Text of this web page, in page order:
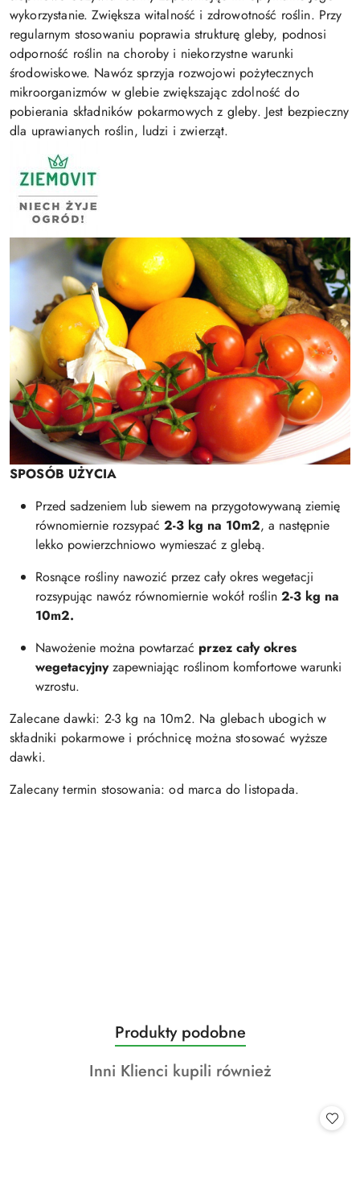
wykorzystanie. Zwiększa witalność i zdrowotność roślin. Przy
regularnym stosowaniu poprawia strukturę gleby, podnosi
odporność roślin na choroby i niekorzystne warunki
środowiskowe. Nawóz sprzyja rozwojowi pożytecznych
mikroorganizmów w glebie zwiększając zdolność do
pobierania składników pokarmowych z gleby. Jest bezpieczny
dla uprawianych roślin, ludzi i zwierząt.
SPOSÓB UŻYCIA
Przed sadzeniem lub siewem na przygotowywaną ziemię
równomiernie rozsypać 2-3 kg na 10m2, a następnie
lekko powierzchniowo wymieszać z glebą.
Rosnące rośliny nawozić przez cały okres wegetacji
rozsypując nawóz równomiernie wokół roślin 2-3 kg na
10m2.
Nawożenie można powtarzać przez cały okres
wegetacyjnyzapewniając roślinom komfortowe warunki
wzrostu.
Zalecane dawki: 2-3 kg na 10m2. Na glebach ubogich w
składniki pokarmowe i próchnicę można stosować wyższe
dawki.
Zalecany termin stosowania: od marca do listopada.
Pomiń karuzelę produktów
Produkty
o
statusie:
Produkty podobne
Produkty
Inni Klienci kupili również